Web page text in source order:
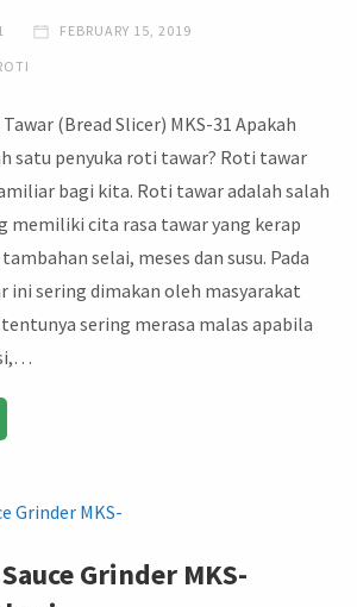
FEBRUARY 15, 2019
(Bread Slicer) MKS-31 Apakah
satu penyuka roti tawar? Roti tawar
bagi kita. Roti tawar adalah salah
memiliki cita rasa tawar yang kerap
selai, meses dan susu. Pada
ini sering dimakan oleh masyarakat
sering merasa malas apabila
Grinder MKS-